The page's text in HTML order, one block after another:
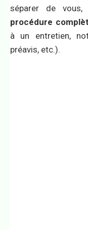
séparer de
procédure
à un entretien,
préavis, etc.).